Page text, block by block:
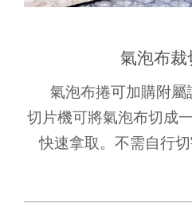
氣泡布裁
氣泡布捲可加購附屬
切片機可將氣泡布切成
快速拿取。不需自行